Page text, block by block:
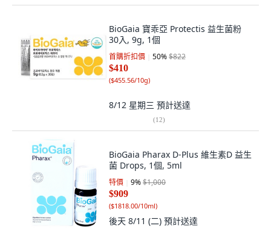
BioGaia 寶乖亞 Protectis 益生菌粉
30入, 9g, 1個
首購折扣價 50%$822
$410
($455.56/10g)
8/12 星期三 預計送達
(12)
BioGaia Pharax D-Plus 維生素D 益生
菌 Drops, 1個, 5ml
特價 9%$1,000
$909
($1818.00/10ml)
後天 8/11 (二) 預計送達